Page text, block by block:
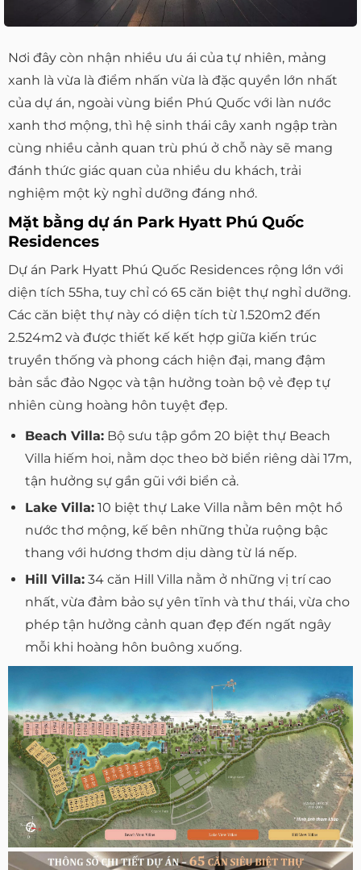
Nơi đây còn nhận nhiều ưu ái của tự nhiên, mảng
xanh là vừa là điểm nhấn vừa là đặc quyền lớn nhất
của dự án, ngoài vùng biển Phú Quốc với làn nước
xanh thơ mộng, thì hệ sinh thái cây xanh ngập tràn
cùng nhiều cảnh quan trù phú ở chỗ này sẽ mang
đánh thức giác quan của nhiều du khách, trải
nghiệm một kỳ nghỉ dưỡng đáng nhớ.
Mặt bằng dự án Park Hyatt Phú Quốc
Residences
Dự án Park Hyatt Phú Quốc Residences rộng lớn với
diện tích 55ha, tuy chỉ có 65 căn biệt thự nghỉ dưỡng.
Các căn biệt thự này có diện tích từ 1.520m2 đến
2.524m2 và được thiết kế kết hợp giữa kiến trúc
truyền thống và phong cách hiện đại, mang đậm
bản sắc đảo Ngọc và tận hưởng toàn bộ vẻ đẹp tự
nhiên cùng hoàng hôn tuyệt đẹp.
Beach Villa:Bộ sưu tập gồm 20 biệt thự Beach
Villa hiếm hoi, nằm dọc theo bờ biển riêng dài 17m,
tận hưởng sự gần gũi với biển cả.
Lake Villa:10 biệt thự Lake Villa nằm bên một hồ
nước thơ mộng, kế bên những thửa ruộng bậc
thang với hương thơm dịu dàng từ lá nếp.
Hill Villa:34 căn Hill Villa nằm ở những vị trí cao
nhất, vừa đảm bảo sự yên tĩnh và thư thái, vừa cho
phép tận hưởng cảnh quan đẹp đến ngất ngây
mỗi khi hoàng hôn buông xuống.